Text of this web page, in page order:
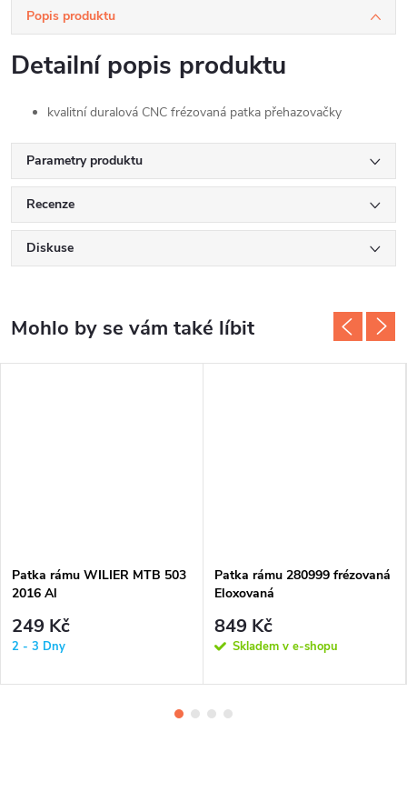
Popis produktu
Detailní popis produktu
kvalitní duralová CNC frézovaná patka přehazovačky
Parametry produktu
Recenze
Diskuse
Patka rámu WILIER MTB 503
2016 Al
249 Kč
2 - 3 Dny
Patka rámu 280999 frézovaná
Eloxovaná
849 Kč
Skladem v e-shopu